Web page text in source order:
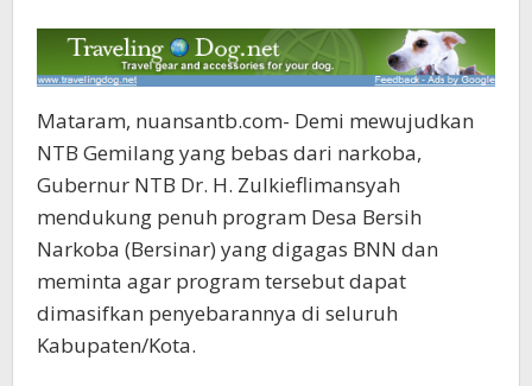
Mataram, nuansantb.com- Demi mewujudkan
NTB Gemilang yang bebas dari narkoba,
Gubernur NTB Dr. H. Zulkieflimansyah
mendukung penuh program Desa Bersih
Narkoba (Bersinar) yang digagas BNN dan
meminta agar program tersebut dapat
dimasifkan penyebarannya di seluruh
Kabupaten/Kota.